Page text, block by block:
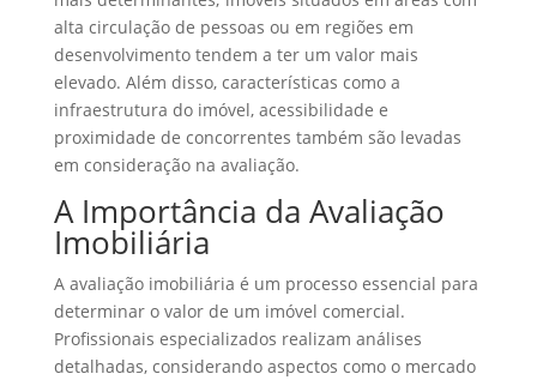
alta circulação de pessoas ou em regiões em
desenvolvimento tendem a ter um valor mais
elevado. Além disso, características como a
infraestrutura do imóvel, acessibilidade e
proximidade de concorrentes também são levadas
em consideração na avaliação.
A Importância da Avaliação
Imobiliária
A avaliação imobiliária é um processo essencial para
determinar o valor de um imóvel comercial.
Profissionais especializados realizam análises
detalhadas, considerando aspectos como o mercado